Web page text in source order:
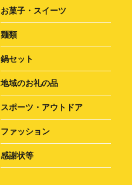
お菓子・スイーツ
麺類
鍋セット
地域のお礼の品
スポーツ・アウトドア
ファッション
感謝状等